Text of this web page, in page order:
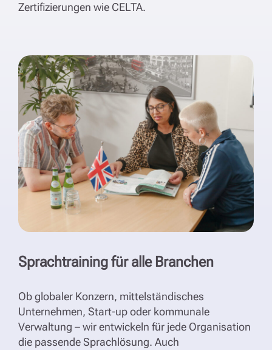
Zertifizierungen wie CELTA.
Sprachtraining für alle Branchen
Ob globaler Konzern, mittelständisches
Unternehmen, Start-up oder kommunale
Verwaltung – wir entwickeln für jede Organisation
die passende Sprachlösung. Auch